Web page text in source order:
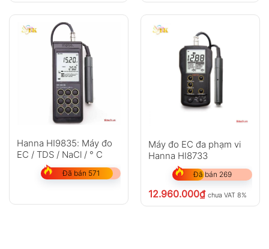
Hanna HI9835: Máy đo
EC / TDS / NaCl / ° C
Đã bán 571
Máy đo EC đa phạm vi
Hanna HI8733
Đã bán 269
12.960.000₫ chưa VAT 8%